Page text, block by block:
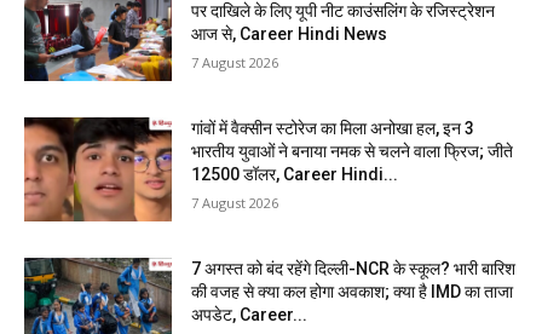
पर दाखिले के लिए यूपी नीट काउंसलिंग के रजिस्ट्रेशन
आज से, Career Hindi News
7 August 2026
गांवों में वैक्सीन स्टोरेज का मिला अनोखा हल, इन 3
भारतीय युवाओं ने बनाया नमक से चलने वाला फ्रिज; जीते
12500 डॉलर, Career Hindi...
7 August 2026
7 अगस्त को बंद रहेंगे दिल्ली-NCR के स्कूल? भारी बारिश
की वजह से क्या कल होगा अवकाश; क्या है IMD का ताजा
अपडेट, Career...